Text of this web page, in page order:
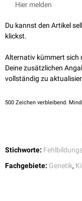
Intelligenzentwickelt
Hier melden
Du kannst den Artikel
klickst.
Alternativ kümmert sich
Deine zusätzlichen
vollständig zu
500 Zeichen verbleibend.
Stichworte:
Fachgebiete: Genetik,